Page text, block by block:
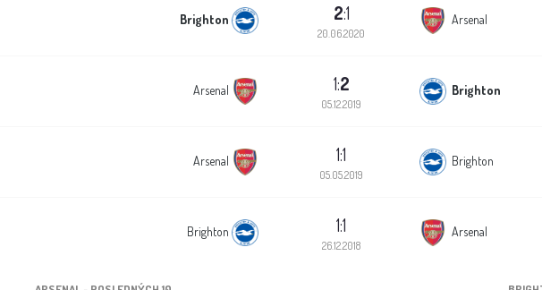
Brighton 2:1
20.06.2020
Arsenal
Arsenal 1:2
05.12.2019
Brighton
Arsenal 1:1
05.05.2019
Brighton
Brighton 1:1
26.12.2018
Arsenal